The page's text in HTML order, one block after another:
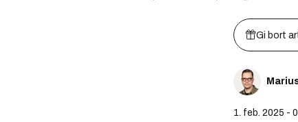
Gi bort
1. feb. 2025 -